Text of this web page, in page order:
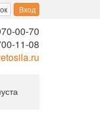
Вход
00-70
11-08